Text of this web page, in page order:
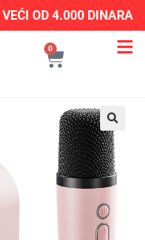
OD 4.000 DINARA
0